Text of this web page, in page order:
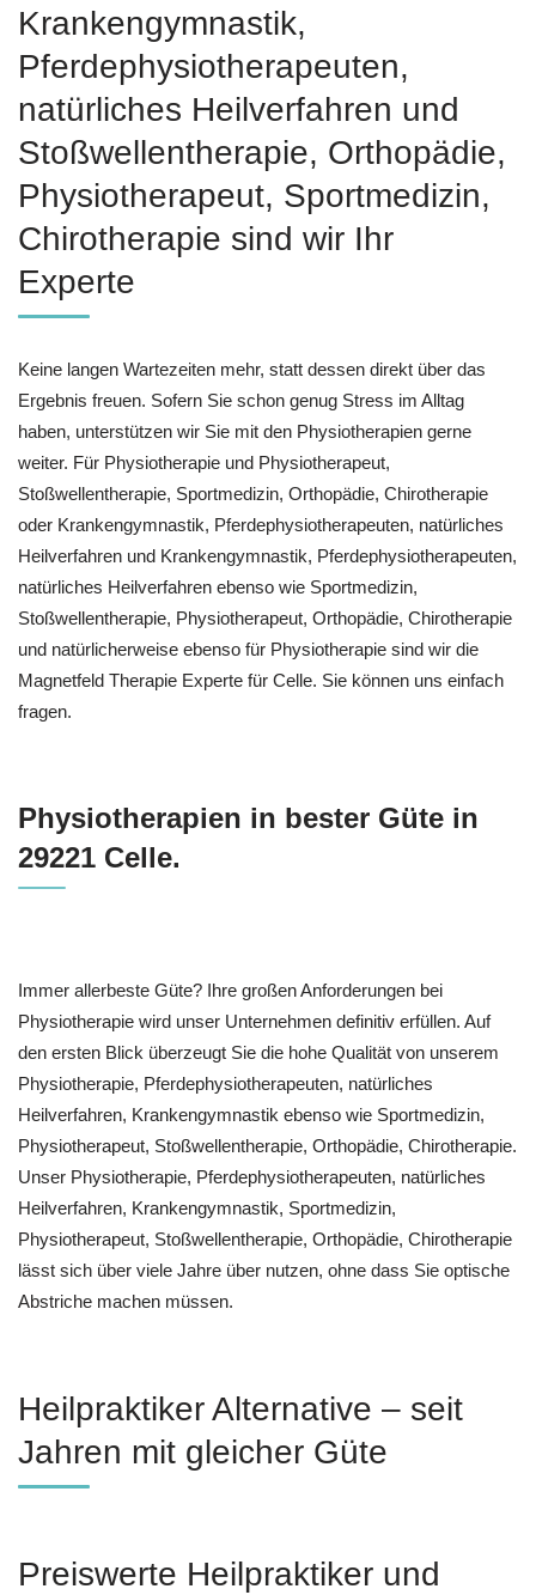
Krankengymnastik,
Pferdephysiotherapeuten,
natürliches Heilverfahren und
Stoßwellentherapie, Orthopädie,
Physiotherapeut, Sportmedizin,
Chirotherapie sind wir Ihr
Experte
Keine langen Wartezeiten mehr, statt dessen direkt über das
Ergebnis freuen. Sofern Sie schon genug Stress im Alltag
haben, unterstützen wir Sie mit den Physiotherapien gerne
weiter. Für Physiotherapie und Physiotherapeut,
Stoßwellentherapie, Sportmedizin, Orthopädie, Chirotherapie
oder Krankengymnastik, Pferdephysiotherapeuten, natürliches
Heilverfahren und Krankengymnastik, Pferdephysiotherapeuten,
natürliches Heilverfahren ebenso wie Sportmedizin,
Stoßwellentherapie, Physiotherapeut, Orthopädie, Chirotherapie
und natürlicherweise ebenso für Physiotherapie sind wir die
Magnetfeld Therapie Experte für Celle. Sie können uns einfach
fragen.
Physiotherapien in bester Güte in
29221 Celle.
Immer allerbeste Güte? Ihre großen Anforderungen bei
Physiotherapie wird unser Unternehmen definitiv erfüllen. Auf
den ersten Blick überzeugt Sie die hohe Qualität von unserem
Physiotherapie, Pferdephysiotherapeuten, natürliches
Heilverfahren, Krankengymnastik ebenso wie Sportmedizin,
Physiotherapeut, Stoßwellentherapie, Orthopädie, Chirotherapie.
Unser Physiotherapie, Pferdephysiotherapeuten, natürliches
Heilverfahren, Krankengymnastik, Sportmedizin,
Physiotherapeut, Stoßwellentherapie, Orthopädie, Chirotherapie
lässt sich über viele Jahre über nutzen, ohne dass Sie optische
Abstriche machen müssen.
Heilpraktiker Alternative – seit
Jahren mit gleicher Güte
Preiswerte Heilpraktiker und